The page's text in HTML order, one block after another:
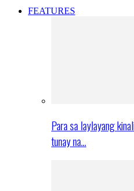
FEATURES
Para sa laylayang
tunay na…